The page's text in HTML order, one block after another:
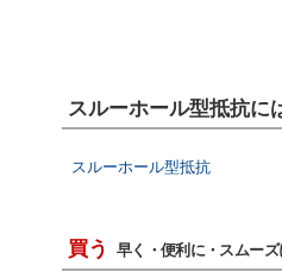
スルーホール型抵抗に
スルーホール型抵抗
買う 早く・便利に・スムーズ